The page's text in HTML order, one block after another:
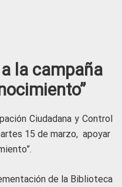
la campaña
Ciudadana y Control
15 de marzo, apoyar
de la Biblioteca